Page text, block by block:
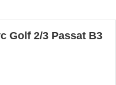
Golf 2/3 Passat B3